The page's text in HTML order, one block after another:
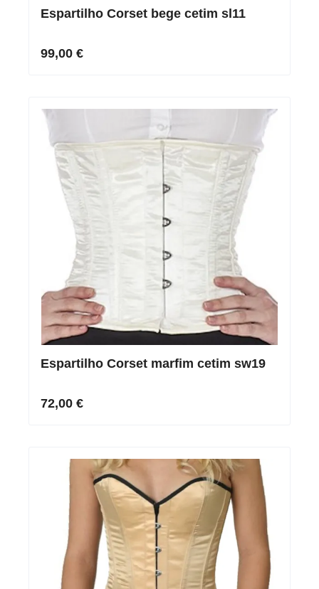
Espartilho Corset bege cetim sl11
99,00 €
Espartilho Corset marfim cetim sw19
72,00 €